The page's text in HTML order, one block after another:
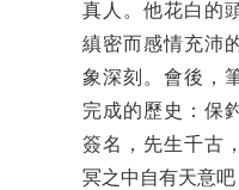
真人。他花白的
縝密而感情充沛
象深刻。會後，
完成的歷史：保
簽名，先生千古
冥之中自有天意吧